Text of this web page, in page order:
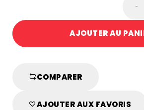
DAX
LINE
-
AJOUTER AU
COMPARER
AJOUTER AUX FAVORIS